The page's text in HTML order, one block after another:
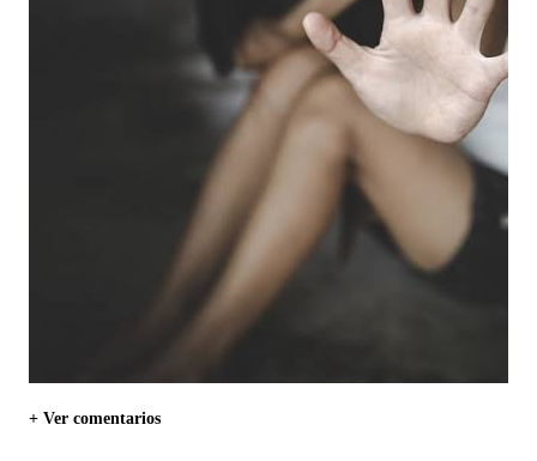
+ Ver comentarios